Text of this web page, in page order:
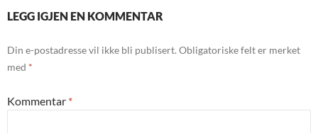
LEGG IGJEN EN KOMMENTAR
Din e-postadresse vil ikke bli publisert.Obligatoriske felt er merket
med *
Kommentar *